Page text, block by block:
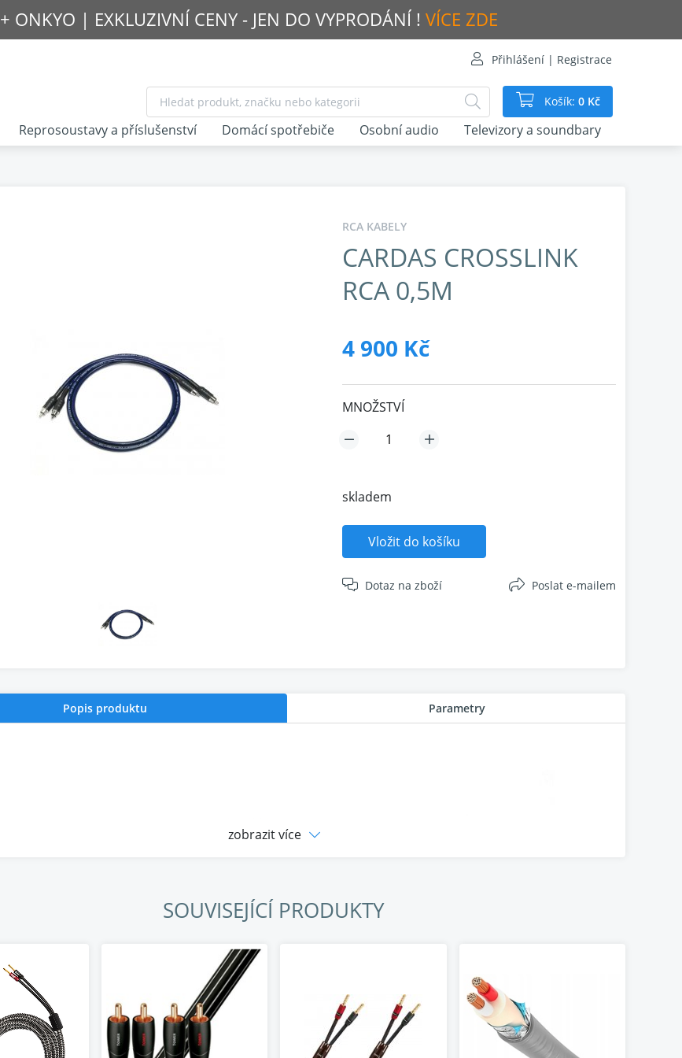
+ ONKYO | EXKLUZIVNÍ CENY - JEN DO VYPRODÁNÍ ! VÍCE ZDE
Přihlášení | Registrace
Košík: 0 Kč
RCA KABELY
CARDAS CROSSLINK
RCA 0,5M
4 900 Kč
MNOŽSTVÍ
skladem
Vložit do košíku
Dotaz na zboží Poslat e-mailem
Popis produktu Parametry
zobrazit více
SOUVISEJÍCÍ PRODUKTY
Reprosoustavy a příslušenství Domácí spotřebiče Osobní audio Televizory a soundbary